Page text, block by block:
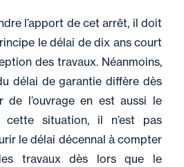
l’apport de cet arrêt, il doit
le délai de dix ans court
des travaux. Néanmoins,
délai de garantie diffère dès
de l’ouvrage en est aussi le
cette situation, il n’est pas
le délai décennal à compter
travaux dès lors que le